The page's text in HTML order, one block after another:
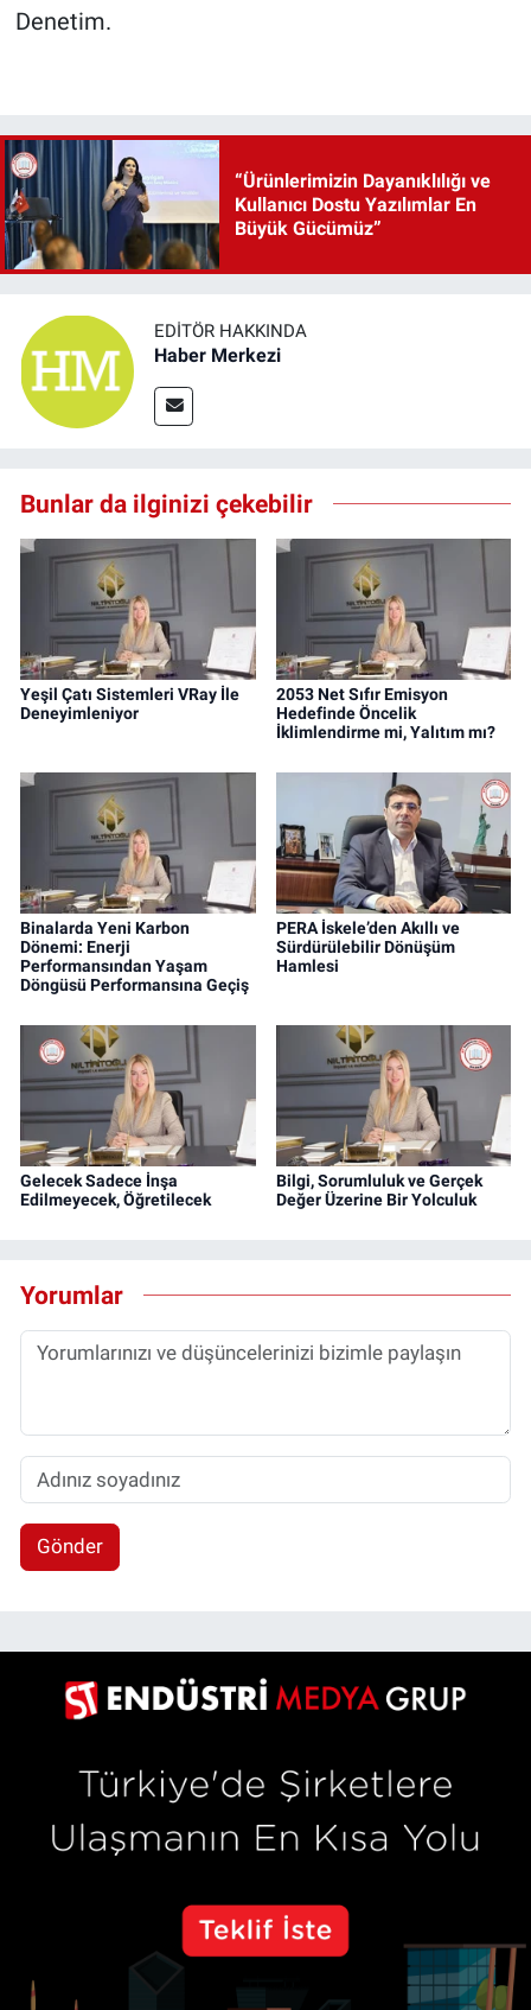
Denetim.
“Ürünlerimizin Dayanıklılığı ve
Kullanıcı Dostu Yazılımlar En
Büyük Gücümüz”
EDITÖR HAKKINDA
Haber Merkezi
Bunlar da ilginizi çekebilir
Yeşil Çatı Sistemleri VRay İle
Deneyimleniyor
2053 Net Sıfır Emisyon
Hedefinde Öncelik
İklimlendirme mi, Yalıtım mı?
Binalarda Yeni Karbon
Dönemi: Enerji
Performansından Yaşam
Döngüsü Performansına Geçiş
PERA İskele’den Akıllı ve
Sürdürülebilir Dönüşüm
Hamlesi
Gelecek Sadece İnşa
Edilmeyecek, Öğretilecek
Bilgi, Sorumluluk ve Gerçek
Değer Üzerine Bir Yolculuk
Yorumlar
Gönder